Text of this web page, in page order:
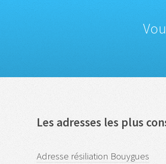
Les adresses les plus
Adresse résiliation Bouygues